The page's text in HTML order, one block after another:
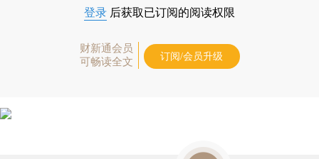
登录 后获取已订阅的阅读权限
财新通会员
可畅读全文
订阅/会员升级